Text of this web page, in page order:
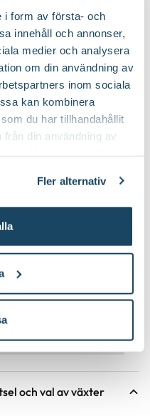
i form av första- och
innehåll och annonser,
medier och analysera
om din användning av
inom sociala
kan kombinera
du har tillhandahållit
din användning av
Fler alternativ
I lager
Wille produktsida
Finns i flera varianter
149:-
Online
och val av växter